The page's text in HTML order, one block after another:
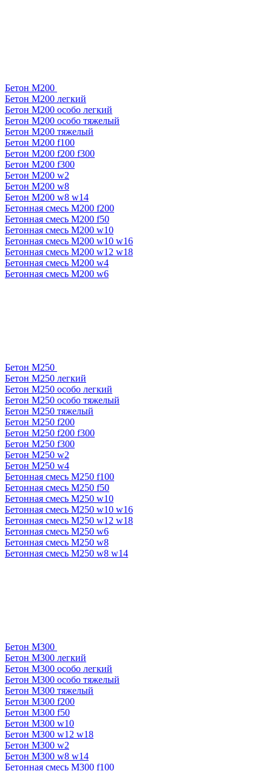
Бетон М200
Бетон М200 легкий
Бетон М200 особо легкий
Бетон М200 особо тяжелый
Бетон М200 тяжелый
Бетон М200 f100
Бетон М200 f200 f300
Бетон М200 f300
Бетон М200 w2
Бетон М200 w8
Бетон М200 w8 w14
Бетонная смесь М200 f200
Бетонная смесь М200 f50
Бетонная смесь М200 w10
Бетонная смесь М200 w10 w16
Бетонная смесь М200 w12 w18
Бетонная смесь М200 w4
Бетонная смесь М200 w6
Бетон М250
Бетон М250 легкий
Бетон М250 особо легкий
Бетон М250 особо тяжелый
Бетон М250 тяжелый
Бетон М250 f200
Бетон М250 f200 f300
Бетон М250 f300
Бетон М250 w2
Бетон М250 w4
Бетонная смесь М250 f100
Бетонная смесь М250 f50
Бетонная смесь М250 w10
Бетонная смесь М250 w10 w16
Бетонная смесь М250 w12 w18
Бетонная смесь М250 w6
Бетонная смесь М250 w8
Бетонная смесь М250 w8 w14
Бетон М300
Бетон М300 легкий
Бетон М300 особо легкий
Бетон М300 особо тяжелый
Бетон М300 тяжелый
Бетон М300 f200
Бетон М300 f50
Бетон М300 w10
Бетон М300 w12 w18
Бетон М300 w2
Бетон М300 w8 w14
Бетонная смесь М300 f100